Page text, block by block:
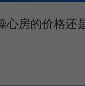
心房的价格还